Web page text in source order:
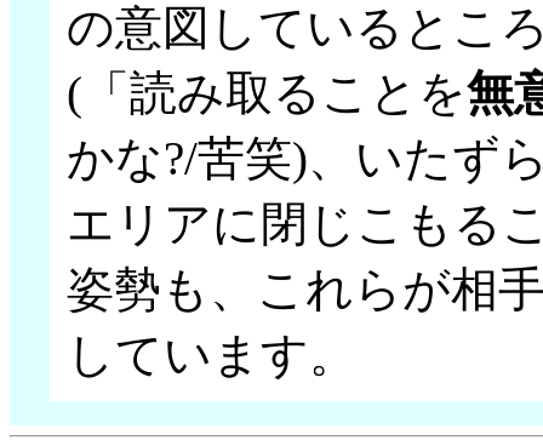
の意図しているとこ
(「読み取ることを無
かな?/苦笑)、いたず
エリアに閉じこもる
姿勢も、これらが相
しています。